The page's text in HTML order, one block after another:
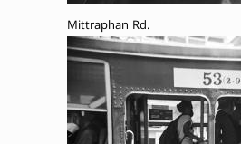
Mittraphan Rd.